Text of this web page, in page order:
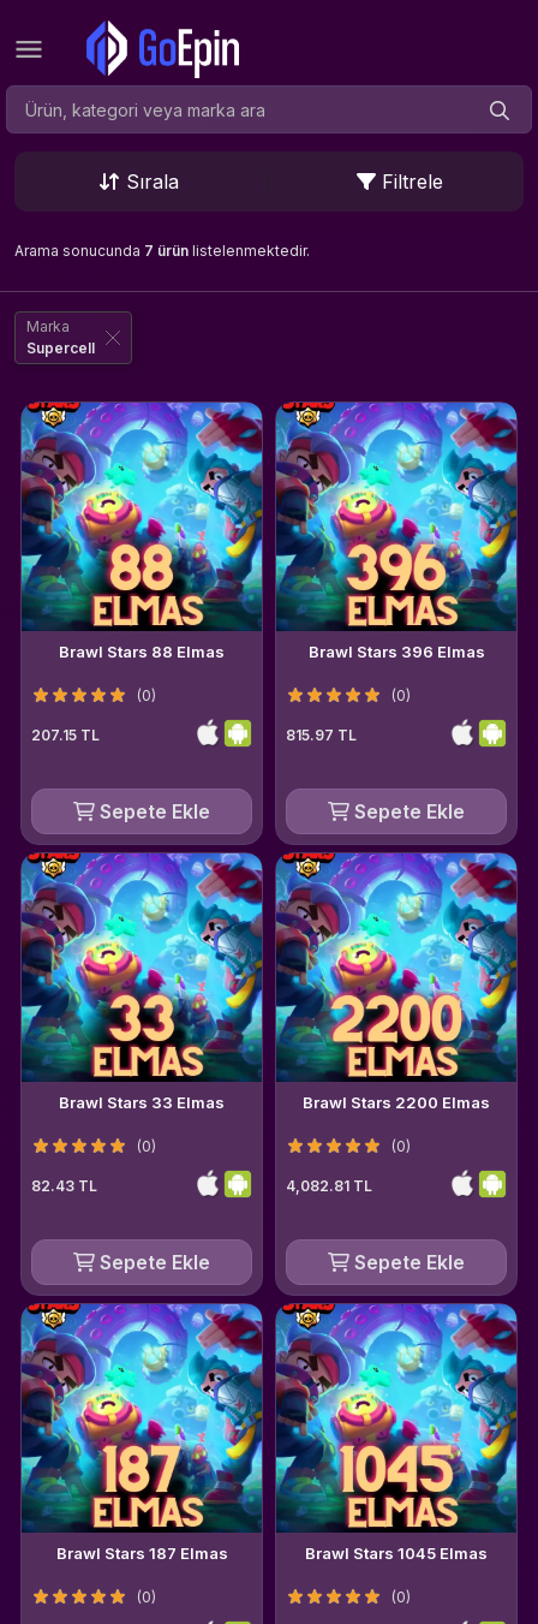
Sırala Filtrele
Arama sonucunda 7 ürün listelenmektedir.
Marka
Supercell
Brawl Stars 88 Elmas
(0)
207.15 TL
Sepete Ekle
Brawl Stars 396 Elmas
(0)
815.97 TL
Sepete Ekle
Brawl Stars 33 Elmas
(0)
82.43 TL
Sepete Ekle
Brawl Stars 2200 Elmas
(0)
4,082.81 TL
Sepete Ekle
Brawl Stars 187 Elmas
(0)
Brawl Stars 1045 Elmas
(0)